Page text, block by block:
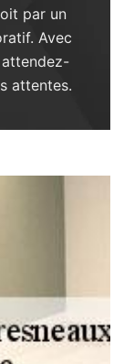
par un
Avec
attendez-
attentes.